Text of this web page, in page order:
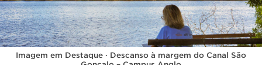
EDITAIS
INTERNACIONAL
OUVIDORIA
Imagem em Destaque · Descanso à margem do Canal São
Gonçalo – Campus Anglo